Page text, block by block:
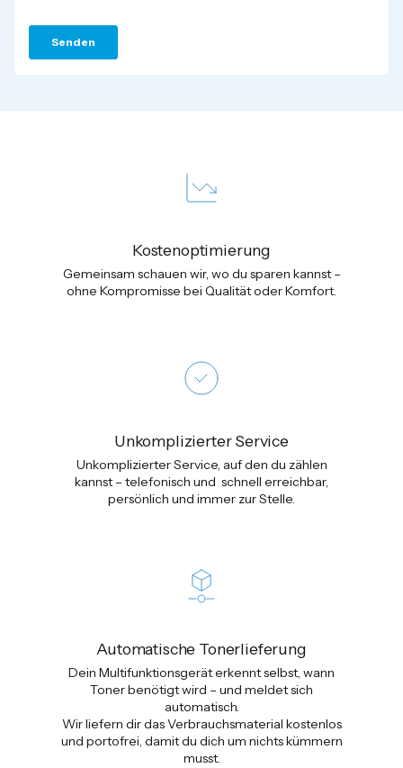
Kostenoptimierung
Gemeinsam schauen wir, wo du sparen kannst –
ohne Kompromisse bei Qualität oder Komfort.
Unkomplizierter Service
Unkomplizierter Service, auf den du zählen
kannst – telefonisch und schnell erreichbar,
persönlich und immer zur Stelle.
Automatische Tonerlieferung
Dein Multifunktionsgerät erkennt selbst, wann
Toner benötigt wird – und meldet sich
automatisch.
Wir liefern dir das Verbrauchsmaterial kostenlos
und portofrei, damit du dich um nichts kümmern
musst.